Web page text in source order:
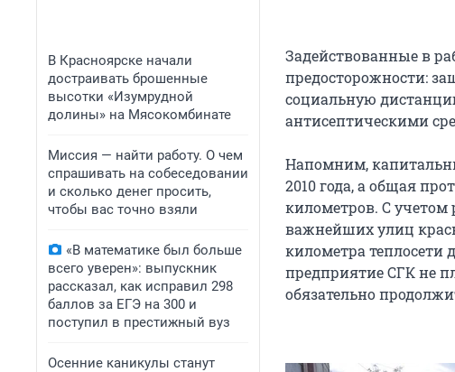
В Красноярске начали
достраивать брошенные
высотки «Изумрудной
долины» на Мясокомбинате
Миссия — найти работу. О чем
спрашивать на собеседовании
и сколько денег просить,
чтобы вас точно взяли
«В математике был больше
всего уверен»: выпускник
рассказал, как исправил 298
баллов за ЕГЭ на 300 и
поступил в престижный вуз
Осенние каникулы станут
Задействованные в
предосторожности:
социальную
антисептическими
Напомним,
2010 года, а общая
километров. С учетом
важнейших улиц
километра теплосети
предприятие СГК не
обязательно